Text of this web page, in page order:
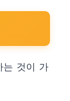
는 것이 가